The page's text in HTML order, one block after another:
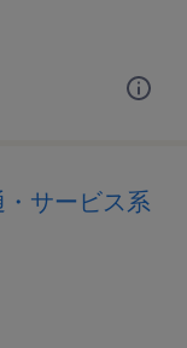
サービス系